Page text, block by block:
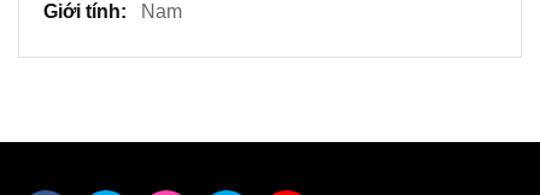
Nam